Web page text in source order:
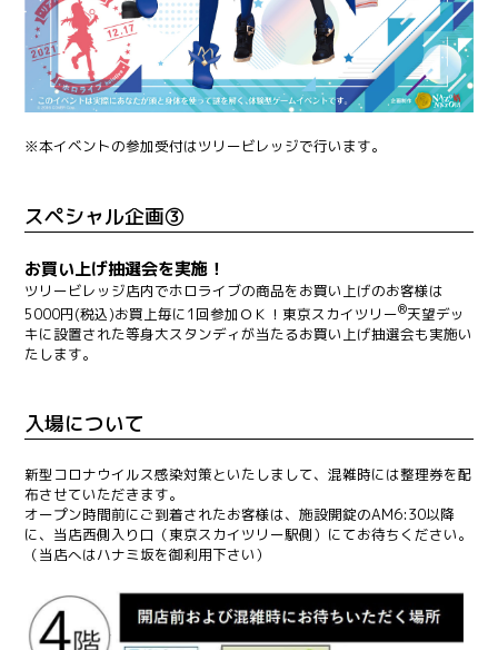
※本イベントの参加受付はツリービレッジで行います。
スペシャル企画③
お買い上げ抽選会を実施！
ツリービレッジ店内でホロライブの商品をお買い上げのお客様は
5000円(税込)お買上毎に1回参加ＯＫ！東京スカイツリー®天望デッ
キに設置された等身大スタンディが当たるお買い上げ抽選会も実施い
たします。
入場について
新型コロナウイルス感染対策といたしまして、混雑時には整理券を配
布させていただきます。
オープン時間前にご到着されたお客様は、施設開錠のAM6:30以降
に、当店西側入り口（東京スカイツリー駅側）にてお待ちください。
（当店へはハナミ坂を御利用下さい）